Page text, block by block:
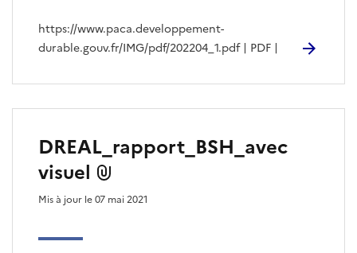
https://www.paca.developpement-
durable.gouv.fr/IMG/pdf/202204_1.pdf | PDF |
DREAL_rapport_BSH_avec
visuel
Mis à jour le 07 mai 2021